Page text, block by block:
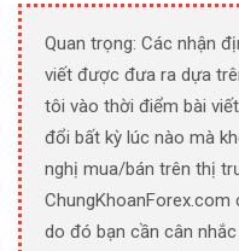
Quan trọng: Các nhận
viết được đưa ra dựa
tôi vào thời điểm bài
đổi bất kỳ lúc nào mà
nghị mua/bán trên thị
do đó bạn cần cân